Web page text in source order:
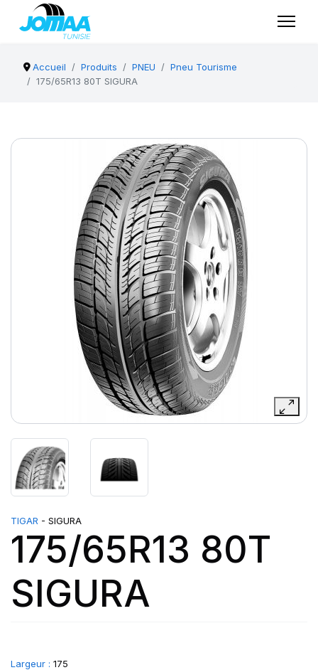
Accueil Produits PNEU
Pneu Tourisme
175/65R13 80T SIGURA
TIGAR - SIGURA
175/65R13 80T
SIGURA
Largeur : 175